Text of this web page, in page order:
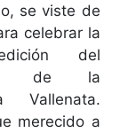
se viste de
celebrar la
del
de la
Vallenata.
merecido a